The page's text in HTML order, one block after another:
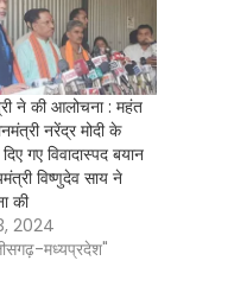
ने की आलोचना : महंत
नरेंद्र मोदी के
गए विवादास्पद बयान
विष्णुदेव साय ने
की
2024
मध्यप्रदेश"